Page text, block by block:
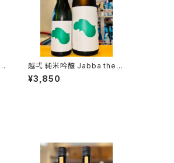
越弌 純米吟醸 Jabba the H
1800ml１本（株式会社越
後鶴亀・新潟県新潟市西蒲区
¥3,850